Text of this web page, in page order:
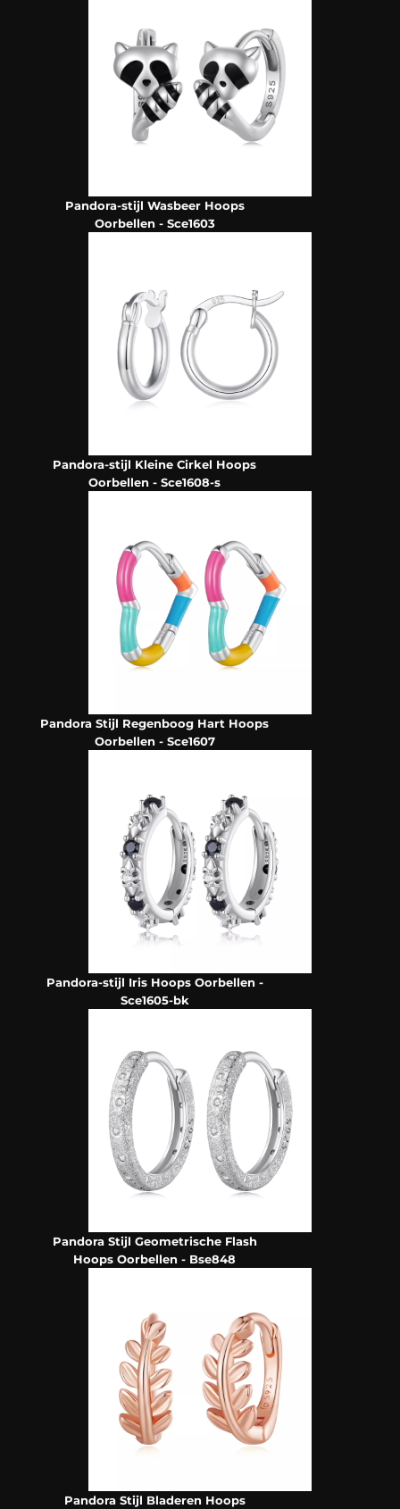
Pandora-stijl Wasbeer Hoops
Oorbellen - Sce1603
Pandora-stijl Kleine Cirkel Hoops
Oorbellen - Sce1608-s
Pandora Stijl Regenboog Hart Hoops
Oorbellen - Sce1607
Pandora-stijl Iris Hoops Oorbellen -
Sce1605-bk
Pandora Stijl Geometrische Flash
Hoops Oorbellen - Bse848
Pandora Stijl Bladeren Hoops